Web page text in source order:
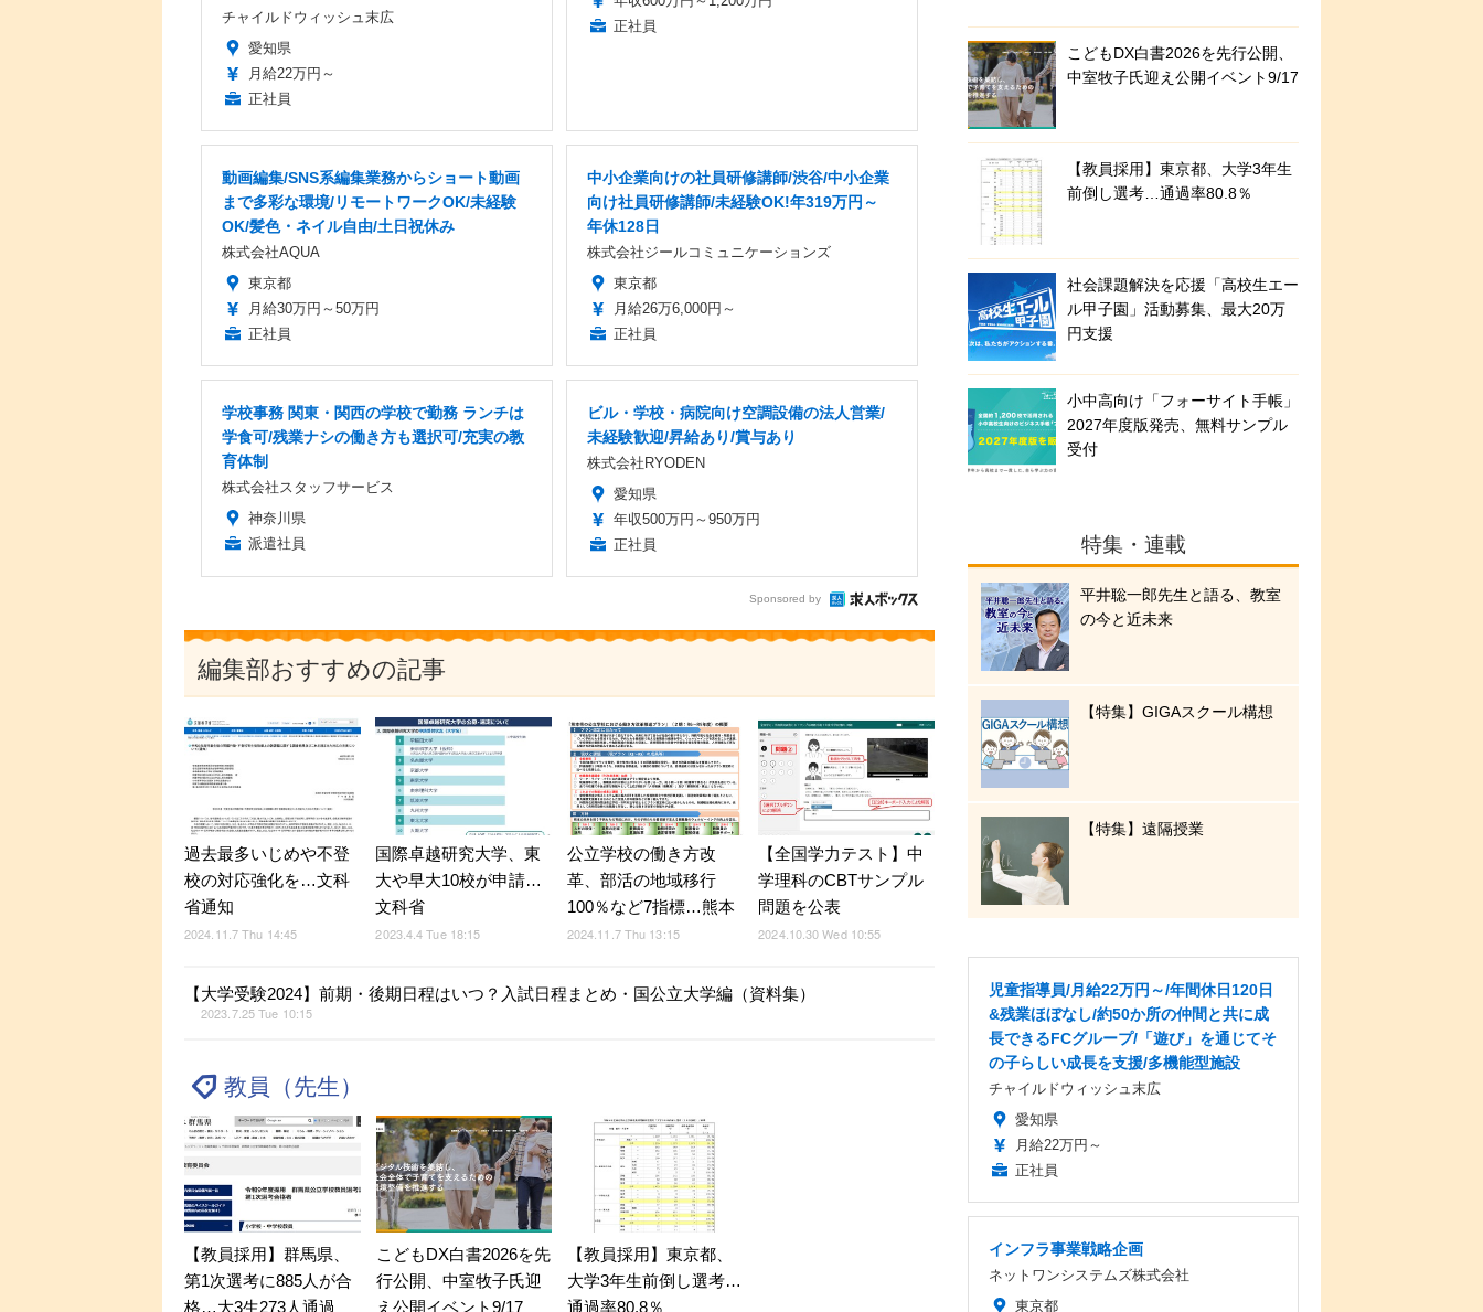
チャイルドウィッシュ末広
愛知県
月給22万円～
正社員
正社員
動画編集/SNS系編集業務からショート動画
まで多彩な環境/リモートワークOK/未経験
OK/髪色・ネイル自由/土日祝休み
株式会社AQUA
東京都
月給30万円～50万円
正社員
中小企業向けの社員研修講師/渋谷/中小企業
向け社員研修講師/未経験OK!年319万円～
年休128日
株式会社ジールコミュニケーションズ
東京都
月給26万6,000円～
正社員
学校事務 関東・関西の学校で勤務 ランチは
学食可/残業ナシの働き方も選択可/充実の教
育体制
株式会社スタッフサービス
神奈川県
派遣社員
ビル・学校・病院向け空調設備の法人営業/
未経験歓迎/昇給あり/賞与あり
株式会社RYODEN
愛知県
年収500万円～950万円
正社員
Sponsored by
編集部おすすめの記事
過去最多いじめや不登
校の対応強化を…文科
省通知
2024.11.7 Thu 14:45
国際卓越研究大学、東
大や早大10校が申請…
文科省
2023.4.4 Tue 18:15
公立学校の働き方改
革、部活の地域移行
100％など7指標…熊本
2024.11.7 Thu 13:15
【全国学力テスト】中
学理科のCBTサンプル
問題を公表
2024.10.30 Wed 10:55
【大学受験2024】前期・後期日程はいつ？入試日程まとめ・国公立大学編（資料集）
2023.7.25 Tue 10:15
教員（先生）
【教員採用】群馬県、
第1次選考に885人が合
格…大3生273人通過
こどもDX白書2026を先
行公開、中室牧子氏迎
え公開イベント9/17
【教員採用】東京都、
大学3年生前倒し選考…
通過率80.8％
こどもDX白書2026を先行公開、
中室牧子氏迎え公開イベント9/17
【教員採用】東京都、大学3年生
前倒し選考…通過率80.8％
社会課題解決を応援「高校生エー
ル甲子園」活動募集、最大20万
円支援
小中高向け「フォーサイト手帳」
2027年度版発売、無料サンプル
受付
特集・連載
平井聡一郎先生と語る、教室
の今と近未来
【特集】GIGAスクール構想
【特集】遠隔授業
児童指導員/月給22万円～/年間休日120日
&残業ほぼなし/約50か所の仲間と共に成
長できるFCグループ/「遊び」を通じてそ
の子らしい成長を支援/多機能型施設
チャイルドウィッシュ末広
愛知県
月給22万円～
正社員
インフラ事業戦略企画
ネットワンシステムズ株式会社
東京都